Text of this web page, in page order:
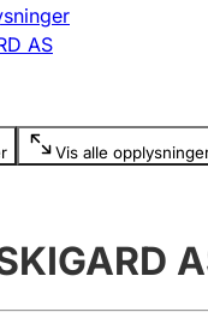
AS
Vis alle